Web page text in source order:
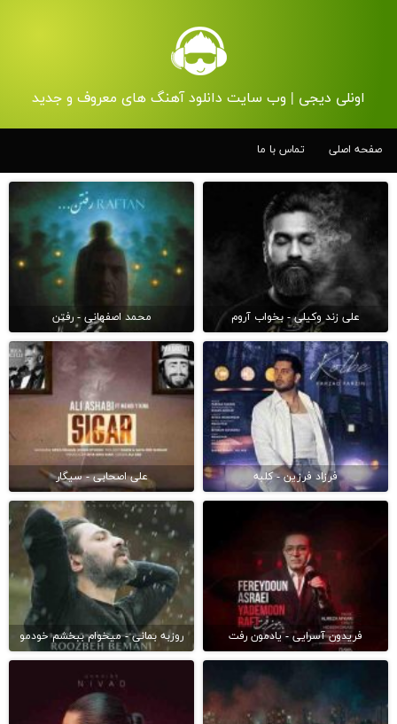
اونلی دیجی | وب سایت دانلود آهنگ های معروف و جدید
صفحه اصلی تماس با ما
علی زند وکیلی - بخواب آروم محمد اصفهانی - رفتن
فرزاد فرزین - کلبه علی اصحابی - سیگار
فریدون آسرایی - یادمون رفت روزبه بمانی - میخوام ببخشم خودمو